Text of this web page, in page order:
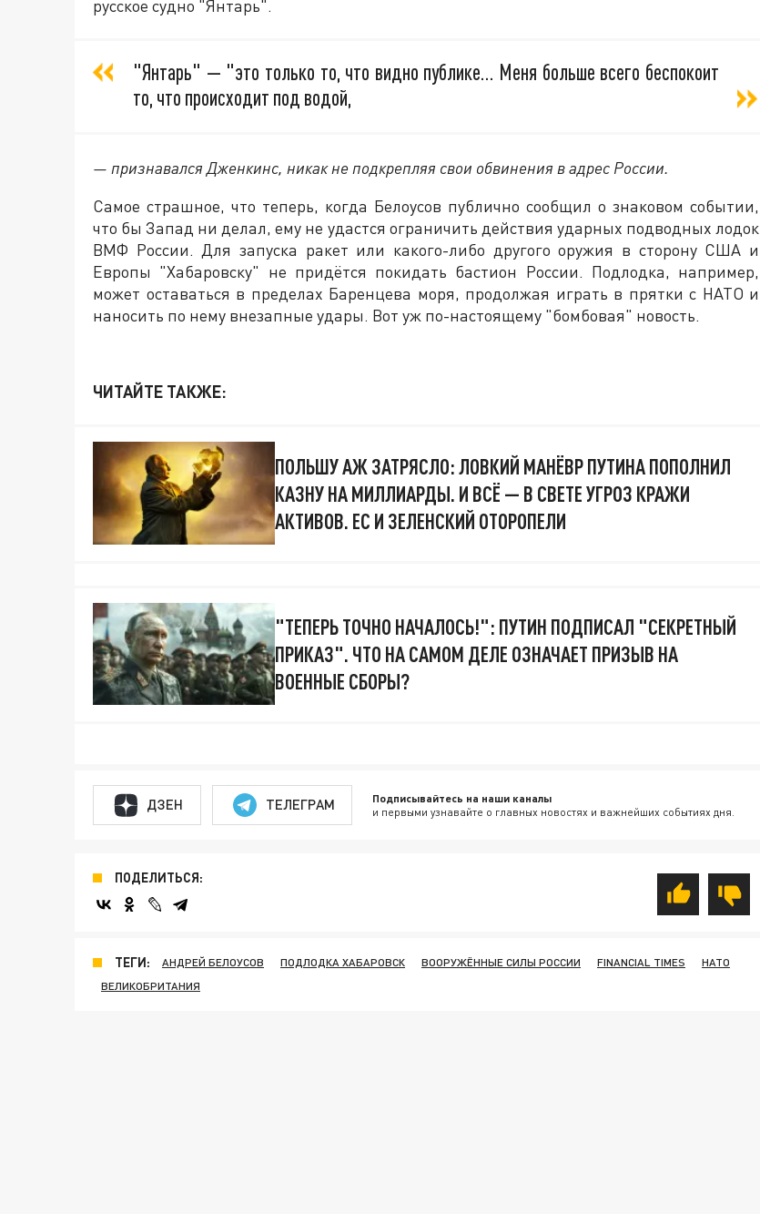
русское судно "Янтарь".
"Янтарь" — "это только то, что видно публике… Меня больше всего беспокоит
то, что происходит под водой,
— признавался Дженкинс, никак не подкрепляя свои обвинения в адрес России.
Самое страшное, что теперь, когда Белоусов публично сообщил о знаковом событии,
что бы Запад ни делал, ему не удастся ограничить действия ударных подводных лодок
ВМФ России. Для запуска ракет или какого-либо другого оружия в сторону США и
Европы "Хабаровску" не придётся покидать бастион России. Подлодка, например,
может оставаться в пределах Баренцева моря, продолжая играть в прятки с НАТО и
наносить по нему внезапные удары. Вот уж по-настоящему "бомбовая" новость.
ЧИТАЙТЕ ТАКЖЕ:
ПОЛЬШУ АЖ ЗАТРЯСЛО: ЛОВКИЙ МАНЁВР ПУТИНА ПОПОЛНИЛ
КАЗНУ НА МИЛЛИАРДЫ. И ВСЁ — В СВЕТЕ УГРОЗ КРАЖИ
АКТИВОВ. ЕС И ЗЕЛЕНСКИЙ ОТОРОПЕЛИ
"ТЕПЕРЬ ТОЧНО НАЧАЛОСЬ!": ПУТИН ПОДПИСАЛ "СЕКРЕТНЫЙ
ПРИКАЗ". ЧТО НА САМОМ ДЕЛЕ ОЗНАЧАЕТ ПРИЗЫВ НА
ВОЕННЫЕ СБОРЫ?
ДЗЕН ТЕЛЕГРАМ Подписывайтесь на наши каналы
и первыми узнавайте о главных новостях и важнейших событиях дня.
ПОДЕЛИТЬСЯ:
ТЕГИ: АНДРЕЙ БЕЛОУСОВ ПОДЛОДКА ХАБАРОВСК ВООРУЖЁННЫЕ СИЛЫ РОССИИ FINANCIAL TIMES
НАТО
ВЕЛИКОБРИТАНИЯ